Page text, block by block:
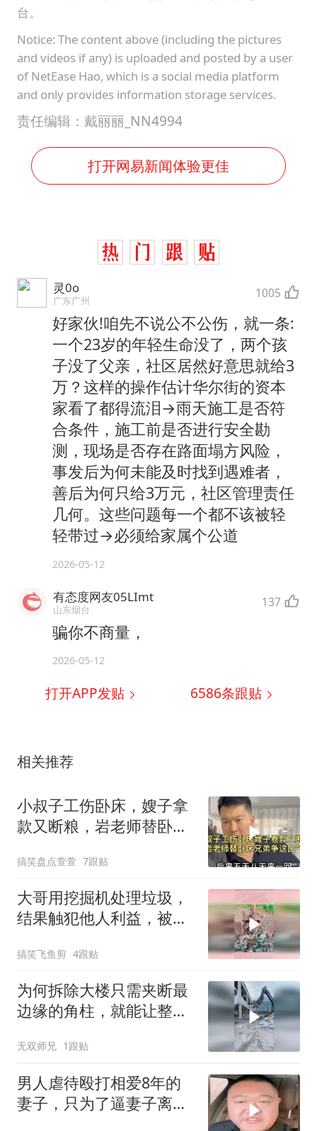
台。
Notice: The content above (including the pictures
and videos if any) is uploaded and posted by a user
of NetEase Hao, which is a social media platform
and only provides information storage services.
责任编辑：戴丽丽_NN4994
打开网易新闻体验更佳
灵0o
广东广州 1005
好家伙!咱先不说公不公伤，就一条:
一个23岁的年轻生命没了，两个孩
子没了父亲，社区居然好意思就给3
万？这样的操作估计华尔街的资本
家看了都得流泪→雨天施工是否符
合条件，施工前是否进行安全勘
测，现场是否存在路面塌方风险，
事发后为何未能及时找到遇难者，
善后为何只给3万元，社区管理责任
几何。这些问题每一个都不该被轻
轻带过→必须给家属个公道
2026-05-12
有态度网友05LImt
山东烟台 137
骗你不商量，
2026-05-12
打开APP发贴 6586条跟贴
相关推荐
小叔子工伤卧床，嫂子拿
款又断粮，岩老师替卧床
搞笑盘点萱萱 7跟贴
大哥用挖掘机处理垃圾，
结果触犯他人利益，被人
搞笑飞鱼剪 4跟贴
为何拆除大楼只需夹断最
边缘的角柱，就能让整个
无双师兄 1跟贴
男人虐待殴打相爱8年的
妻子，只为了逼妻子离